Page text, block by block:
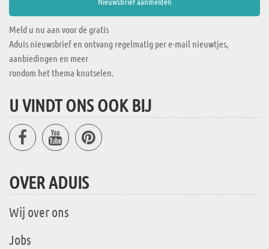
Meld u nu aan voor de gratis
Aduis nieuwsbrief en ontvang regelmatig per e-mail nieuwtjes,
aanbiedingen en meer
rondom het thema knutselen.
U VINDT ONS OOK BIJ
OVER ADUIS
Wij over ons
Jobs